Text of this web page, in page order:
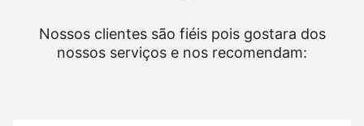
Nossos clientes são fiéis pois gostara dos
nossos serviços e nos recomendam: